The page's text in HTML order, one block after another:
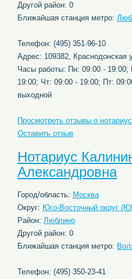
Другой район: 0
Ближайшая станция метро:
Телефон: (495) 351-96-10
Адрес: 109382, Краснодонская
Часы работы: Пн: 09:00 - 19:00;
19:00; Чт: 09:00 - 19:00; Пт:
выходной
Просмотреть отзывы о
Оставить отзыв
Нотариус
Александровна
Город/область: Москва
Округ: Юго-Восточный округ
Район: Люблино
Другой район: 0
Ближайшая станция метро:
Телефон: (495) 350-23-41